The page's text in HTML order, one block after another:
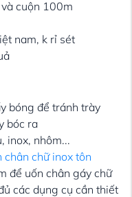
cuộn 100m
nam, k rỉ sét
bóng để tránh trày
bóc ra
inox, nhôm...
chân chữ inox tôn
để uốn chân gáy chữ
các dụng cụ cần thiết